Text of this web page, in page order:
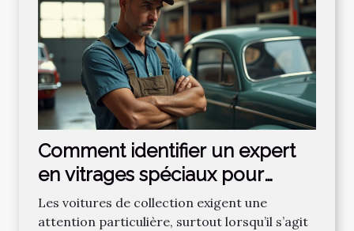
Comment identifier un expert
en vitrages spéciaux pour
voitures de collection ?
Les voitures de collection exigent une
attention particulière, surtout lorsqu’il s’agit